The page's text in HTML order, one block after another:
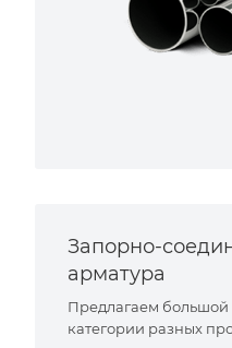
Запорно-
арматура
Предлагаем большой
категории разных